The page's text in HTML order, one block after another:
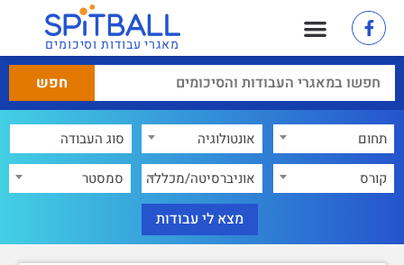
מאגרי עבודות וסיכומים
תחום
אונטולוגיה
קורס
אוניברסיטה/מכללה סמסטר